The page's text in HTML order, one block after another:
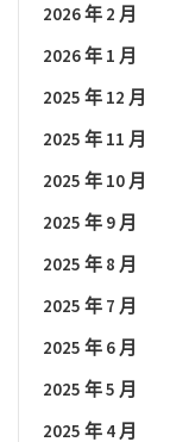
2026 年 2 月
2026 年 1 月
2025 年 12 月
2025 年 11 月
2025 年 10 月
2025 年 9 月
2025 年 8 月
2025 年 7 月
2025 年 6 月
2025 年 5 月
2025 年 4 月